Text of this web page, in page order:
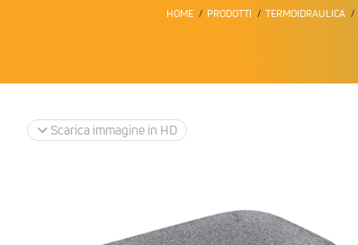
HOME PRODOTTI TERMOIDRAULICA
Scarica immagine in HD